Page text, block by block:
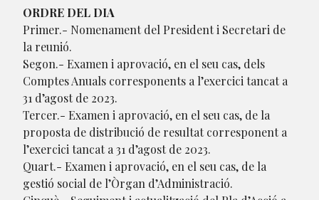
ORDRE DEL DIA
Primer.- Nomenament del President i Secretari de
la reunió.
Segon.- Examen i aprovació, en el seu cas, dels
Comptes Anuals corresponents a l’exercici tancat a
31 d’agost de 2023.
Tercer.- Examen i aprovació, en el seu cas, de la
proposta de distribució de resultat corresponent a
l’exercici tancat a 31 d’agost de 2023.
Quart.- Examen i aprovació, en el seu cas, de la
gestió social de l’Òrgan d’Administració.